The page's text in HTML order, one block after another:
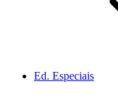
Ed. Especiais